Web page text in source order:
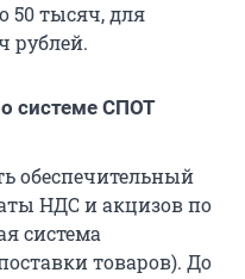
50 тысяч, для
рублей.
системе СПОТ
обеспечительный
НДС и акцизов по
система
товаров). До